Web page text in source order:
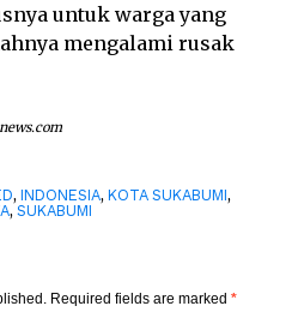
untuk warga yang
mengalami rusak
, INDONESIA, KOTA SUKABUMI,
,SUKABUMI
Required fields are marked *